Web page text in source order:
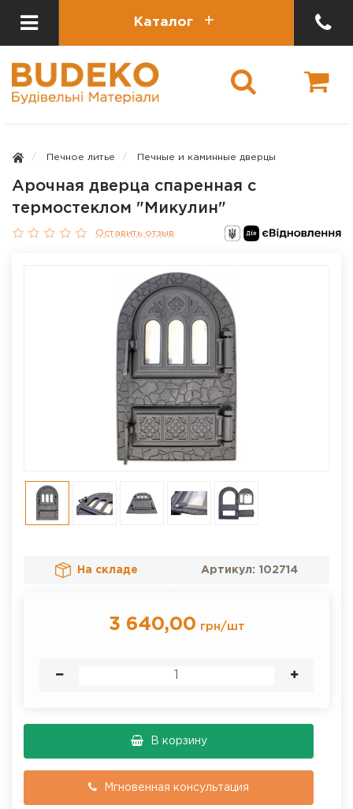
Каталог
Печное литье Печные и каминные дверцы
Арочная дверца спаренная с
термостеклом "Микулин"
Оставить отзыв
На складе Артикул: 102714
3 640,00 грн/шт
В корзину
Мгновенная консультация